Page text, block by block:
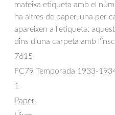
mateixa etiqueta amb el
ha altres de paper, una per
apareixen a l'etiqueta:
dins d'una carpeta amb
7615
FC79 Temporada 1933-
1
Paper